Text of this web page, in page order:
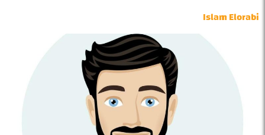
Islam Elorabi